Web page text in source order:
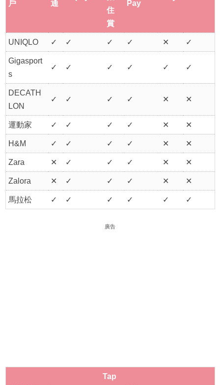
戶 通
住
賞
Pay
UNIQLO ✓ ✓ ✓ ✓ ✕ ✓
Gigasport
s
✓ ✓ ✓ ✓ ✓ ✓
DECATH
LON
✓ ✓ ✓ ✓ ✕ ✕
運動家 ✓ ✓ ✓ ✓ ✕ ✕
H&M ✓ ✓ ✓ ✓ ✕ ✕
Zara ✕ ✓ ✓ ✓ ✕ ✕
Zalora ✕ ✓ ✓ ✓ ✕ ✕
馬拉松 ✓ ✓ ✓ ✓ ✓ ✓
廣告
Tap